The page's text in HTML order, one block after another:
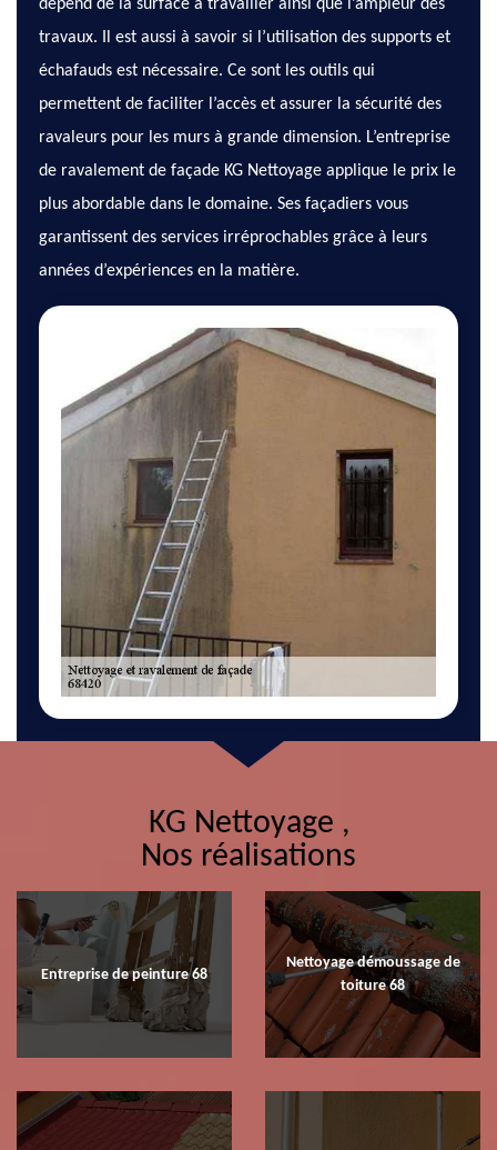
dépend de la surface à travailler ainsi que l’ampleur des
travaux. Il est aussi à savoir si l’utilisation des supports et
échafauds est nécessaire. Ce sont les outils qui
permettent de faciliter l’accès et assurer la sécurité des
ravaleurs pour les murs à grande dimension. L’entreprise
de ravalement de façade KG Nettoyage applique le prix le
plus abordable dans le domaine. Ses façadiers vous
garantissent des services irréprochables grâce à leurs
années d’expériences en la matière.
KG Nettoyage ,
Nos réalisations
Entreprise de peinture 68
Nettoyage démoussage de
toiture 68